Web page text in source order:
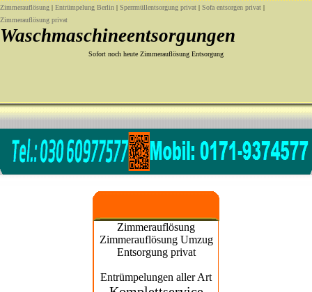
Zimmerauflösung | Entrümpelung Berlin | Sperrmüllentsorgung privat | Sofa entsorgen privat |
Zimmerauflösung privat
Waschmaschineentsorgungen
Sofort noch heute Zimmerauflösung Entsorgung
Zimmerauflösung
Zimmerauflösung Umzug
Entsorgung privat
Entrümpelungen aller Art